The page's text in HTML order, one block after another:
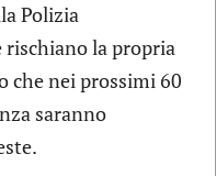
Polizia
la propria
che nei prossimi 60
saranno